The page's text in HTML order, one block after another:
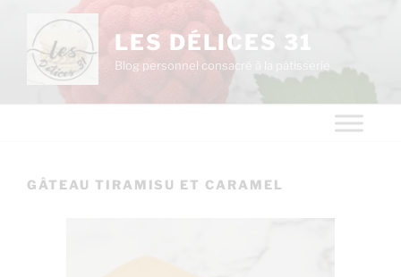
LES DÉLICES 31
Blog personnel consacré à la pâtisserie
GÂTEAU TIRAMISU ET CARAMEL